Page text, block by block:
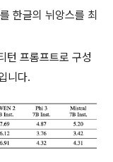
한글의 뉘앙스를 최
프롬프트로 구성
니다.